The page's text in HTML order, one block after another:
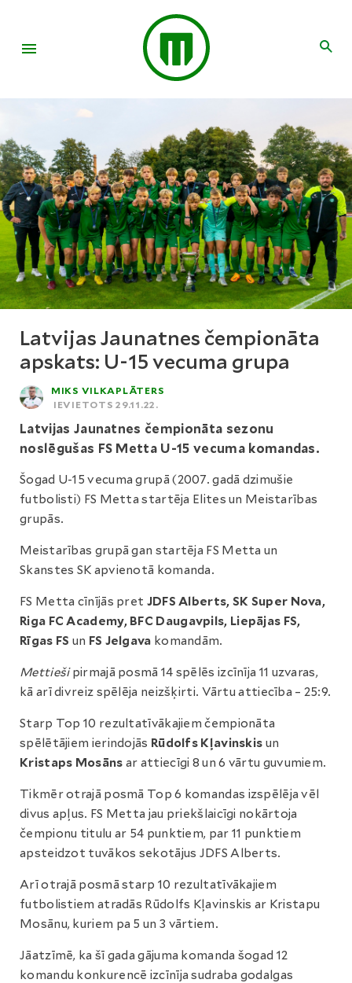
Latvijas Jaunatnes čempionāta
apskats: U-15 vecuma grupa
MIKS VILKAPLĀTERS
IEVIETOTS 29.11.22.
Latvijas Jaunatnes čempionāta sezonu
noslēgušas FS Metta U-15 vecuma komandas.
Šogad U-15 vecuma grupā (2007. gadā dzimušie
futbolisti) FS Metta startēja Elites un Meistarības
grupās.
Meistarības grupā gan startēja FS Metta un
Skanstes SK apvienotā komanda.
FS Metta cīnījās pret JDFS Alberts, SK Super Nova,
Riga FC Academy, BFC Daugavpils, Liepājas FS,
Rīgas FS un FS Jelgava komandām.
Mettiešipirmajā posmā 14 spēlēs izcīnīja 11 uzvaras,
kā arī divreiz spēlēja neizšķirti. Vārtu attiecība – 25:9.
Starp Top 10 rezultatīvākajiem čempionāta
spēlētājiem ierindojās Rūdolfs Kļavinskis un
Kristaps Mosāns ar attiecīgi 8 un 6 vārtu guvumiem.
Tikmēr otrajā posmā Top 6 komandas izspēlēja vēl
divus apļus. FS Metta jau priekšlaicīgi nokārtoja
čempionu titulu ar 54 punktiem, par 11 punktiem
apsteidzot tuvākos sekotājus JDFS Alberts.
Arī otrajā posmā starp 10 rezultatīvākajiem
futbolistiem atradās Rūdolfs Kļavinskis ar Kristapu
Mosānu, kuriem pa 5 un 3 vārtiem.
Jāatzīmē, ka šī gada gājuma komanda šogad 12
komandu konkurencē izcīnīja sudraba godalgas